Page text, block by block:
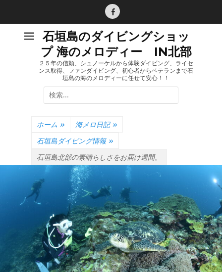
Facebook
石垣島のダイビングショッ
プ 海のメロディー IN北部
２５年の信頼、シュノーケルから体験ダイビング、ライセ
ンス取得、ファンダイビング、初心者からベテランまで石
垣島の海のメロディーに任せて安心！！
検
索:
ホーム » 海メロ日記 »
石垣島ダイビング情報 »
石垣島北部の素晴らしさをお届け週間。